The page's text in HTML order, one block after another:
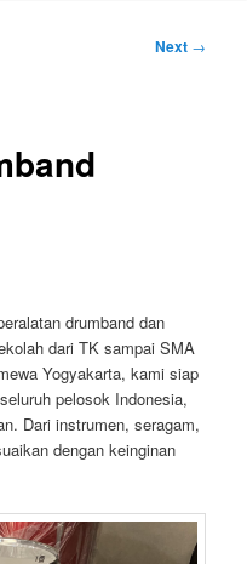
Next →
drumband dan
dari TK sampai SMA
Yogyakarta, kami siap
pelosok Indonesia,
Dari instrumen, seragam,
dengan keinginan